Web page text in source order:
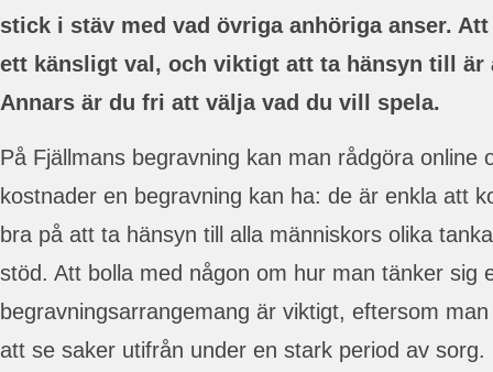
stick i stäv med vad övriga anhöriga anser.
ett känsligt val, och viktigt att ta hänsyn till är
Annars är du fri att välja vad du vill spela.
På Fjällmans begravning kan man rådgöra online
kostnader en begravning kan ha: de är enkla att
bra på att ta hänsyn till alla människors olika
stöd. Att bolla med någon om hur man tänker sig
begravningsarrangemang är viktigt, eftersom
att se saker utifrån under en stark period av sorg.